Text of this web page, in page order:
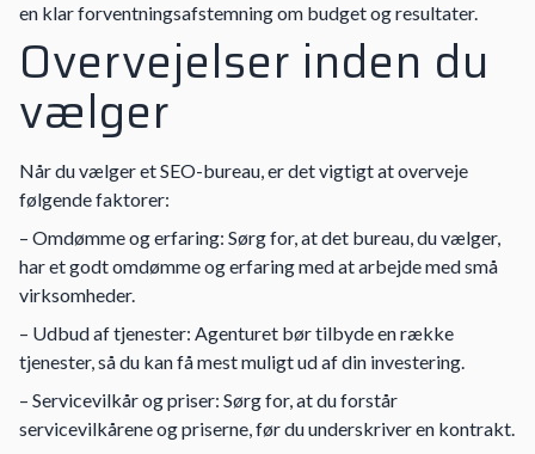
en klar forventningsafstemning om budget og resultater.
Overvejelser inden du
vælger
Når du vælger et SEO-bureau, er det vigtigt at overveje
følgende faktorer:
– Omdømme og erfaring: Sørg for, at det bureau, du vælger,
har et godt omdømme og erfaring med at arbejde med små
virksomheder.
– Udbud af tjenester: Agenturet bør tilbyde en række
tjenester, så du kan få mest muligt ud af din investering.
– Servicevilkår og priser: Sørg for, at du forstår
servicevilkårene og priserne, før du underskriver en kontrakt.